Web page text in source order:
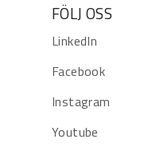
FÖLJ OSS
LinkedIn
Facebook
Instagram
Youtube